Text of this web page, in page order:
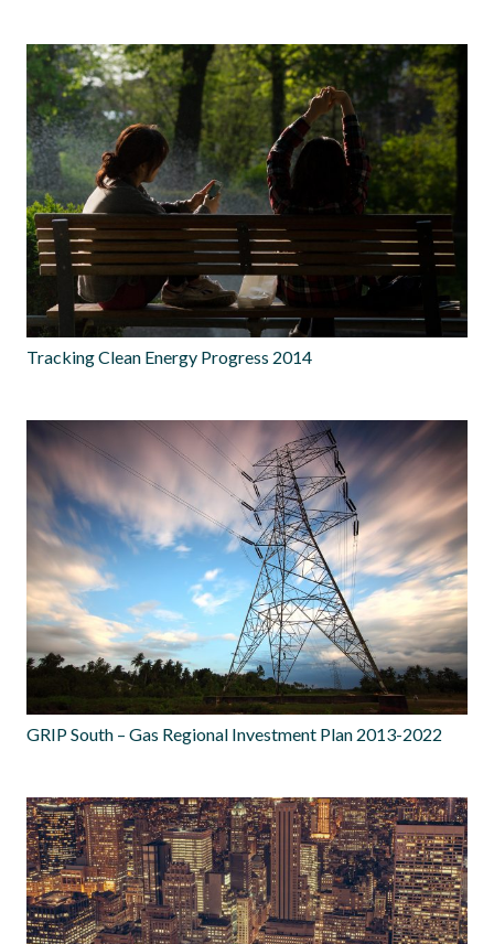
Tracking Clean Energy Progress 2014
GRIP South – Gas Regional Investment Plan 2013-2022